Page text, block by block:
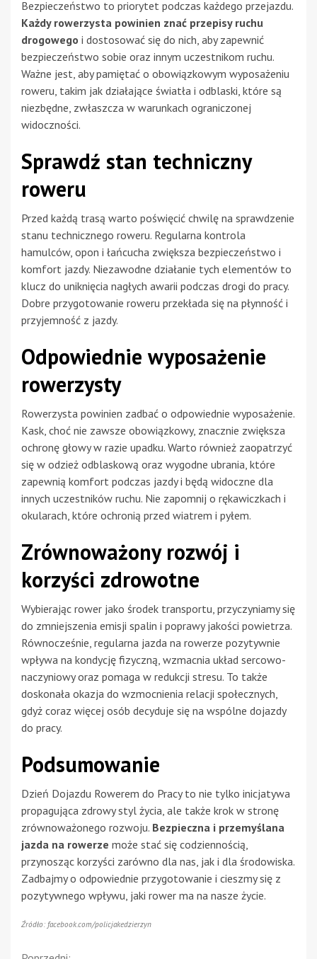
Bezpieczeństwo to priorytet podczas każdego przejazdu.
Każdy rowerzysta powinien znać przepisy ruchu
drogowego i dostosować się do nich, aby zapewnić
bezpieczeństwo sobie oraz innym uczestnikom ruchu.
Ważne jest, aby pamiętać o obowiązkowym wyposażeniu
roweru, takim jak działające światła i odblaski, które są
niezbędne, zwłaszcza w warunkach ograniczonej
widoczności.
Sprawdź stan techniczny
roweru
Przed każdą trasą warto poświęcić chwilę na sprawdzenie
stanu technicznego roweru. Regularna kontrola
hamulców, opon i łańcucha zwiększa bezpieczeństwo i
komfort jazdy. Niezawodne działanie tych elementów to
klucz do uniknięcia nagłych awarii podczas drogi do pracy.
Dobre przygotowanie roweru przekłada się na płynność i
przyjemność z jazdy.
Odpowiednie wyposażenie
rowerzysty
Rowerzysta powinien zadbać o odpowiednie wyposażenie.
Kask, choć nie zawsze obowiązkowy, znacznie zwiększa
ochronę głowy w razie upadku. Warto również zaopatrzyć
się w odzież odblaskową oraz wygodne ubrania, które
zapewnią komfort podczas jazdy i będą widoczne dla
innych uczestników ruchu. Nie zapomnij o rękawiczkach i
okularach, które ochronią przed wiatrem i pyłem.
Zrównoważony rozwój i
korzyści zdrowotne
Wybierając rower jako środek transportu, przyczyniamy się
do zmniejszenia emisji spalin i poprawy jakości powietrza.
Równocześnie, regularna jazda na rowerze pozytywnie
wpływa na kondycję fizyczną, wzmacnia układ sercowo-
naczyniowy oraz pomaga w redukcji stresu. To także
doskonała okazja do wzmocnienia relacji społecznych,
gdyż coraz więcej osób decyduje się na wspólne dojazdy
do pracy.
Podsumowanie
Dzień Dojazdu Rowerem do Pracy to nie tylko inicjatywa
propagująca zdrowy styl życia, ale także krok w stronę
zrównoważonego rozwoju. Bezpieczna i przemyślana
jazda na rowerze może stać się codziennością,
przynosząc korzyści zarówno dla nas, jak i dla środowiska.
Zadbajmy o odpowiednie przygotowanie i cieszmy się z
pozytywnego wpływu, jaki rower ma na nasze życie.
Źródło: facebook.com/policjakedzierzyn